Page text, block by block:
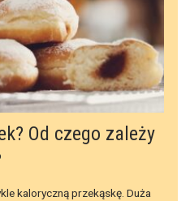
Od czego zależy
kaloryczną przekąskę. Duża